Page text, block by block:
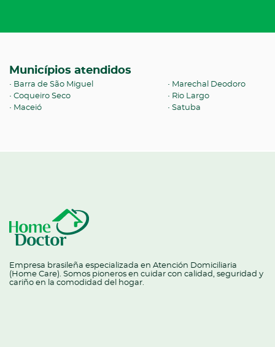
Municípios atendidos
Barra de São Miguel
Coqueiro Seco
Maceió
Marechal Deodoro
Rio Largo
Satuba
Empresa brasileña especializada en Atención Domiciliaria
(Home Care). Somos pioneros en cuidar con calidad, seguridad y
cariño en la comodidad del hogar.